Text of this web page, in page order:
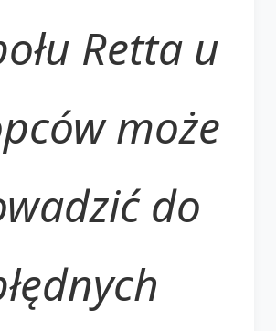
Retta u
może
do